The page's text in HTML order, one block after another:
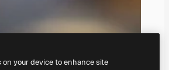
your device to enhance site